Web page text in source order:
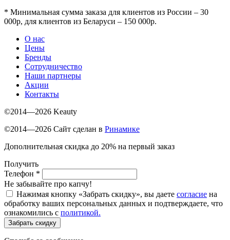
* Минимальная сумма заказа для клиентов из России – 30
000р, для клиентов из Беларуси – 150 000р.
О нас
Цены
Бренды
Сотрудничество
Наши партнеры
Акции
Контакты
©2014—2026 Keauty
©2014—2026 Сайт сделан в Ринамике
Дополнительная скидка до 20% на первый заказ
Получить
Телефон *
Не забывайте про капчу!
Нажимая кнопку «Забрать скидку», вы даете согласие на
обработку ваших персональных данных и подтверждаете, что
ознакомились с политикой.
Забрать скидку